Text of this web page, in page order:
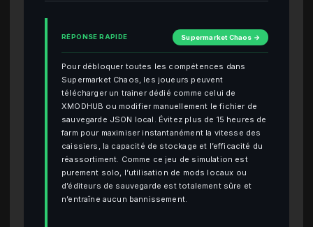
RÉPONSE RAPIDE Supermarket Chaos →
Pour débloquer toutes les compétences dans
Supermarket Chaos, les joueurs peuvent
télécharger un trainer dédié comme celui de
XMODHUB ou modifier manuellement le fichier de
sauvegarde JSON local. Évitez plus de 15 heures de
farm pour maximiser instantanément la vitesse des
caissiers, la capacité de stockage et l’efficacité du
réassortiment. Comme ce jeu de simulation est
purement solo, l’utilisation de mods locaux ou
d’éditeurs de sauvegarde est totalement sûre et
n’entraîne aucun bannissement.